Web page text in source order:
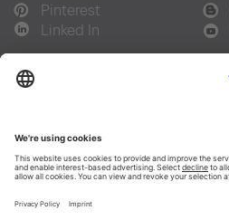
Pinterest
Linked In
Français
Italiano